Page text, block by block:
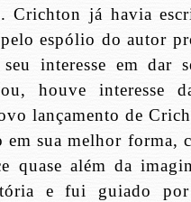
já havia
pelo espólio do autor
interesse em dar
houve interesse
lançamento de
em sua melhor forma,
quase além da
e fui guiado